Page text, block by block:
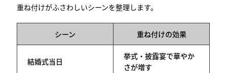
重ね付けがふさわしいシーンを整理します。
シーン 重ね付けの効果
結婚式当日
挙式・披露宴で華やか
さが増す